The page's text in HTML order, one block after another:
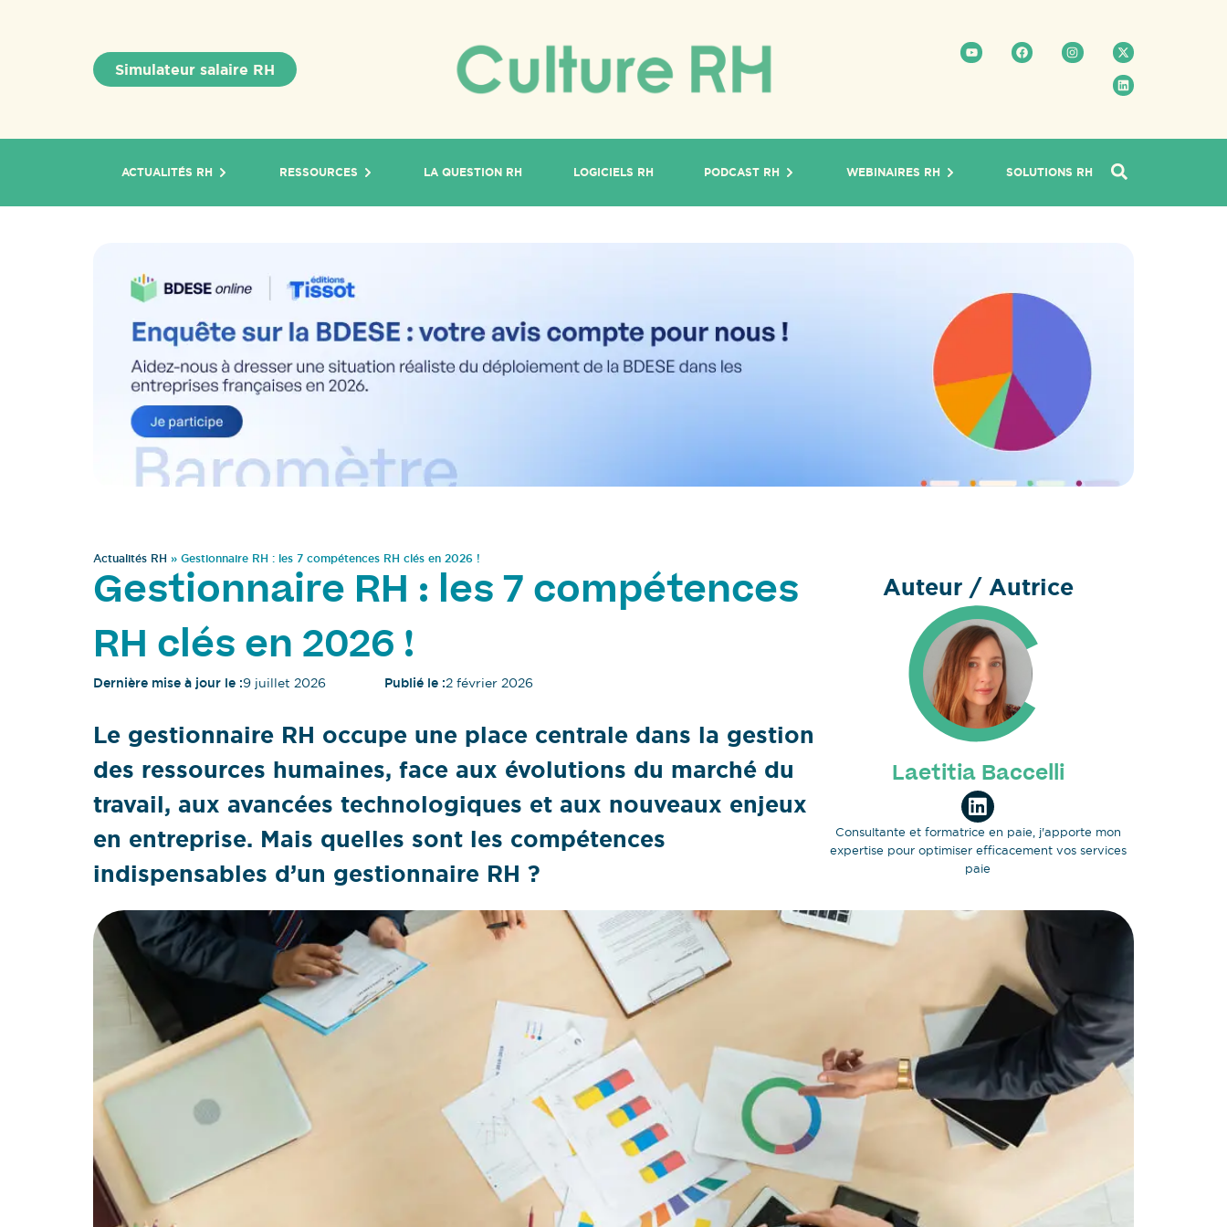
Simulateur salaire RH
ACTUALITÉS RH RESSOURCES LA QUESTION RH LOGICIELS RH PODCAST RH WEBINAIRES RH SOLUTIONS RH
Actualités RH » Gestionnaire RH : les 7 compétences RH clés en 2026 !
Gestionnaire RH : les 7 compétences
RH clés en 2026 !
Dernière mise à jour le :9 juillet 2026 Publié le :2 février 2026
Le gestionnaire RH occupe une place centrale dans la gestion
des ressources humaines, face aux évolutions du marché du
travail, aux avancées technologiques et aux nouveaux enjeux
en entreprise. Mais quelles sont les compétences
indispensables d’un gestionnaire RH ?
Auteur / Autrice
Laetitia Baccelli
Consultante et formatrice en paie, j'apporte mon
expertise pour optimiser efficacement vos services
paie